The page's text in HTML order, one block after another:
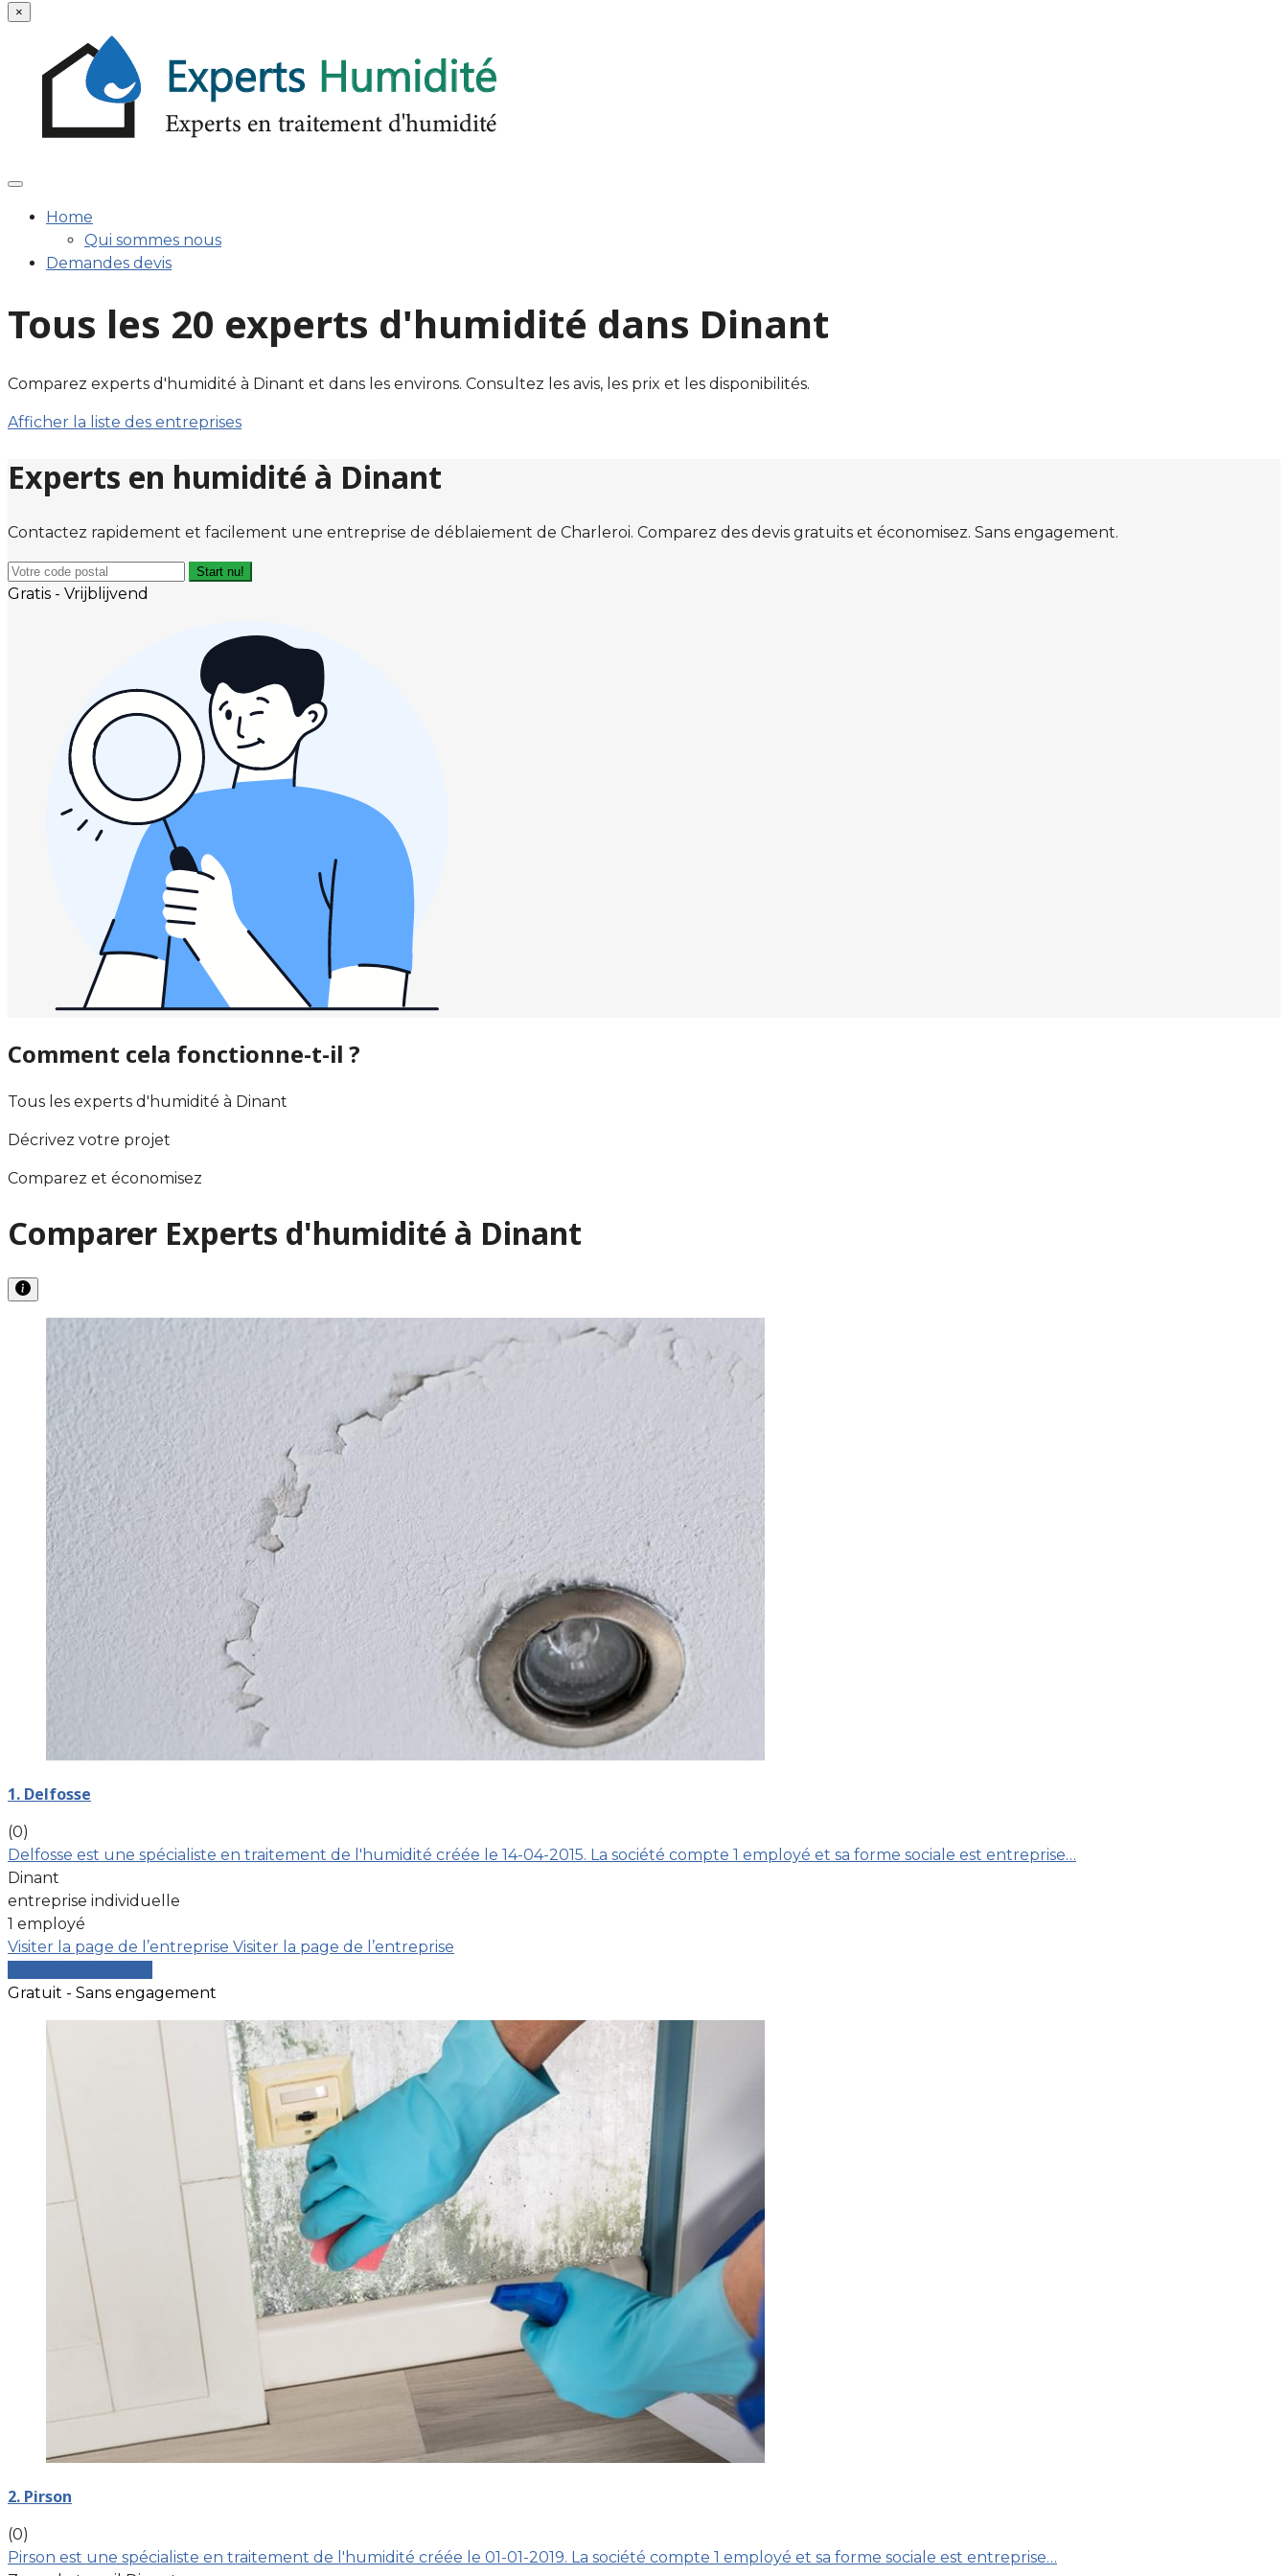
×
Home
Qui sommes nous
Demandes devis
Tous les 20 experts d'humidité dans Dinant
Comparez experts d'humidité à Dinant et dans les environs. Consultez les avis, les prix et les disponibilités.
Afficher la liste des entreprises
Experts en humidité à Dinant
Contactez rapidement et facilement une entreprise de déblaiement de Charleroi. Comparez des devis gratuits et économisez. Sans engagement.
Start nu!
Gratis - Vrijblijvend
Comment cela fonctionne-t-il ?
Tous les experts d'humidité à Dinant
Décrivez votre projet
Comparez et économisez
Comparer Experts d'humidité à Dinant
1. Delfosse
(0)
Delfosse est une spécialiste en traitement de l'humidité créée le 14-04-2015. La société compte 1 employé et sa forme sociale est entreprise…
Dinant
entreprise individuelle
1 employé
Visiter la page de l’entreprise Visiter la page de l’entreprise
Gratuit - Sans engagement
2. Pirson
(0)
Pirson est une spécialiste en traitement de l'humidité créée le 01-01-2019. La société compte 1 employé et sa forme sociale est entreprise…